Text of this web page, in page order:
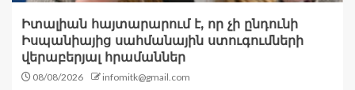
Իտալիան հայտարարում է, որ չի ընդունի
Իսպանիայից սահմանային ստուգումների
վերաբերյալ հրամաններ
08/08/2026 infomitk@gmail.com